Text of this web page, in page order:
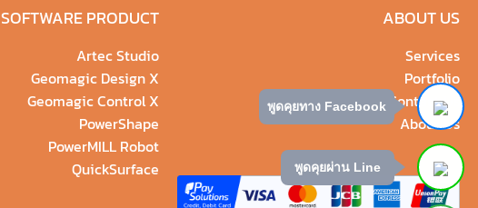
SOFTWARE PRODUCT
Artec Studio
Geomagic Design X
Geomagic Control X
PowerShape
PowerMILL Robot
QuickSurface
ABOUT US
Services
Portfolio
Contact Us
About Us
พูดคุยทาง Facebook
พูดคุยผ่าน Line